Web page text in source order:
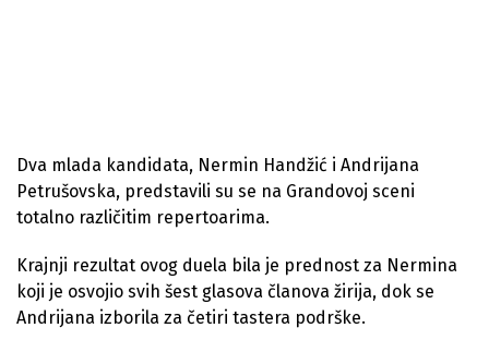
Dva mlada kandidata, Nermin Handžić i Andrijana
Petrušovska, predstavili su se na Grandovoj sceni
totalno različitim repertoarima.
Krajnji rezultat ovog duela bila je prednost za Nermina
koji je osvojio svih šest glasova članova žirija, dok se
Andrijana izborila za četiri tastera podrške.